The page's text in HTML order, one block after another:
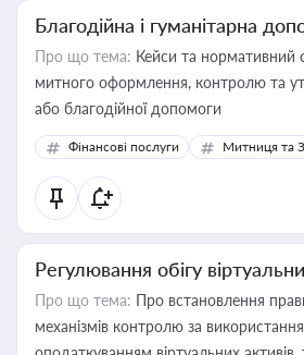
Благодійна і гуманітарна
Про що тема: Кейси та нормативний
митного оформлення, контролю та
або благодійної допомоги
Фінансові послуги Митниця та
Регулювання обігу
Про що тема: Про встановлення
механізмів контролю за